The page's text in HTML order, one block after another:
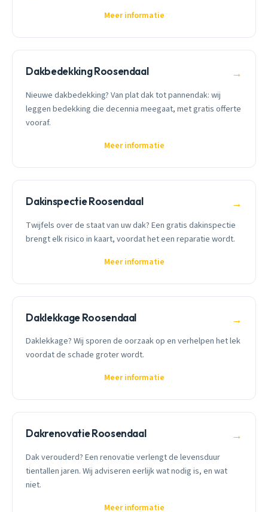
Meer informatie
Dakbedekking Roosendaal →
Nieuwe dakbedekking? Van plat dak tot pannendak: wij
leggen bedekking die decennia meegaat, met gratis offerte
vooraf.
Meer informatie
Dakinspectie Roosendaal →
Twijfels over de staat van uw dak? Een gratis dakinspectie
brengt elk risico in kaart, voordat het een reparatie wordt.
Meer informatie
Daklekkage Roosendaal →
Daklekkage? Wij sporen de oorzaak op en verhelpen het lek
voordat de schade groter wordt.
Meer informatie
Dakrenovatie Roosendaal →
Dak verouderd? Een renovatie verlengt de levensduur
tientallen jaren. Wij adviseren eerlijk wat nodig is, en wat
niet.
Meer informatie